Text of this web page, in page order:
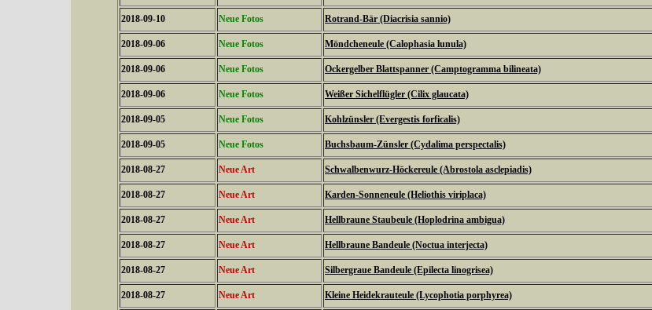
2018-09-10 Neue Fotos Rotrand-Bär (Diacrisia sannio)
2018-09-06 Neue Fotos Möndcheneule (Calophasia lunula)
2018-09-06 Neue Fotos Ockergelber Blattspanner (Camptogramma bilineata)
2018-09-06 Neue Fotos Weißer Sichelflügler (Cilix glaucata)
2018-09-05 Neue Fotos Kohlzünsler (Evergestis forficalis)
2018-09-05 Neue Fotos Buchsbaum-Zünsler (Cydalima perspectalis)
2018-08-27 Neue Art Schwalbenwurz-Höckereule (Abrostola asclepiadis)
2018-08-27 Neue Art Karden-Sonneneule (Heliothis viriplaca)
2018-08-27 Neue Art Hellbraune Staubeule (Hoplodrina ambigua)
2018-08-27 Neue Art Hellbraune Bandeule (Noctua interjecta)
2018-08-27 Neue Art Silbergraue Bandeule (Epilecta linogrisea)
2018-08-27 Neue Art Kleine Heidekrauteule (Lycophotia porphyrea)